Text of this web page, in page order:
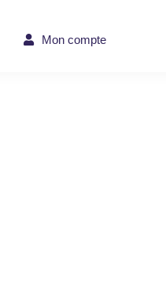
Mon compte